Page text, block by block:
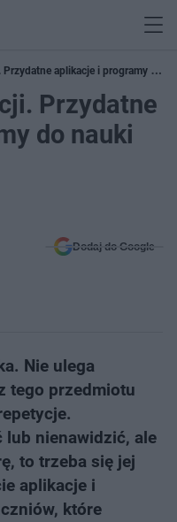
aplikacje i programy do
Przydatne
do nauki
Dodaj do Google
Nie ulega
tego przedmiotu
lub nienawidzić, ale
to trzeba się jej
aplikacje i
które